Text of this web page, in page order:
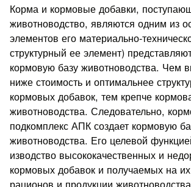
Корма и кормовые добавки,
животновод­ство, являются одним из
элементов его материаль­но-
структурный ее элемент)
кормовую базу животноводства. Чем
ниже стоимость и оптимальнее
кор­мовых добавок, тем крепче
животноводства. Сле­довательно,
подкомплекс АПК создает кормовую
животноводства. Его целевой
изводство высококачественных и
кормовых добавок и получаемых на
рационов и продукции